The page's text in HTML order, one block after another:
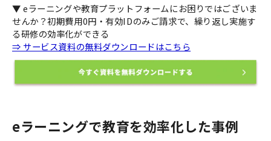
▼ eラーニングや教育プラットフォームにお困りではございま
せんか？初期費用0円・有効IDのみご請求で、繰り返し実施す
る研修の効率化ができる
⇒ サービス資料の無料ダウンロードはこちら
eラーニングで教育を効率化した事例